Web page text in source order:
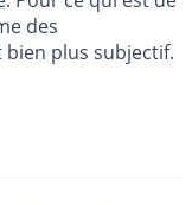
des
bien plus subjectif.